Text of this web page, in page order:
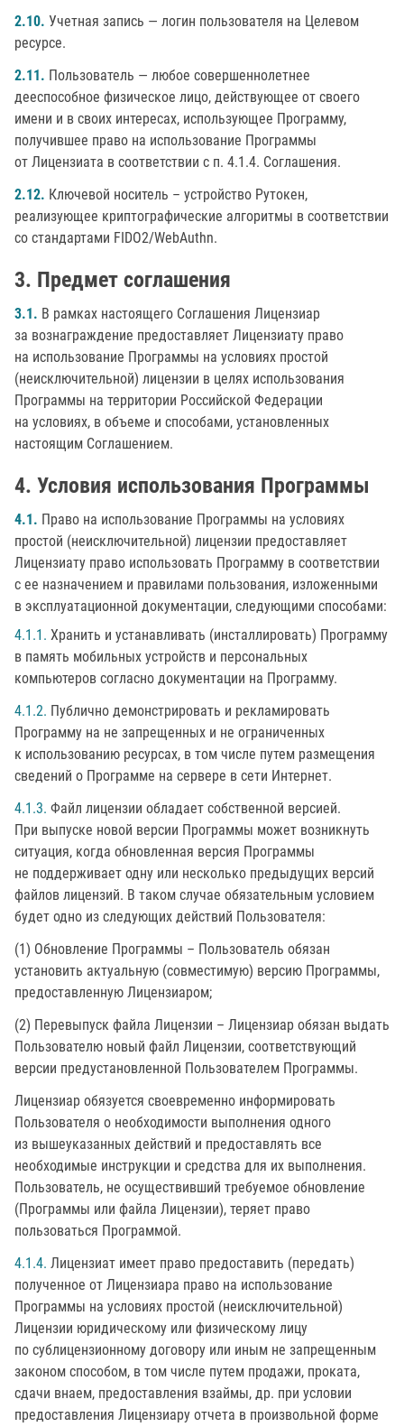
2.10. Учетная запись — логин пользователя на Целевом
ресурсе.
2.11. Пользователь — любое совершеннолетнее
дееспособное физическое лицо, действующее от своего
имени и в своих интересах, использующее Программу,
получившее право на использование Программы
от Лицензиата в соответствии с п. 4.1.4. Соглашения.
2.12. Ключевой носитель – устройство Рутокен,
реализующее криптографические алгоритмы в соответствии
со стандартами FIDO2/WebAuthn.
Предмет соглашения
3.1. В рамках настоящего Соглашения Лицензиар
за вознаграждение предоставляет Лицензиату право
на использование Программы на условиях простой
(неисключительной) лицензии в целях использования
Программы на территории Российской Федерации
на условиях, в объеме и способами, установленных
настоящим Соглашением.
Условия использования Программы
4.1. Право на использование Программы на условиях
простой (неисключительной) лицензии предоставляет
Лицензиату право использовать Программу в соответствии
с ее назначением и правилами пользования, изложенными
в эксплуатационной документации, следующими способами:
4.1.1. Хранить и устанавливать (инсталлировать) Программу
в память мобильных устройств и персональных
компьютеров согласно документации на Программу.
4.1.2. Публично демонстрировать и рекламировать
Программу на не запрещенных и не ограниченных
к использованию ресурсах, в том числе путем размещения
сведений о Программе на сервере в сети Интернет.
4.1.3. Файл лицензии обладает собственной версией.
При выпуске новой версии Программы может возникнуть
ситуация, когда обновленная версия Программы
не поддерживает одну или несколько предыдущих версий
файлов лицензий. В таком случае обязательным условием
будет одно из следующих действий Пользователя:
(1) Обновление Программы – Пользователь обязан
установить актуальную (совместимую) версию Программы,
предоставленную Лицензиаром;
(2) Перевыпуск файла Лицензии – Лицензиар обязан выдать
Пользователю новый файл Лицензии, соответствующий
версии предустановленной Пользователем Программы.
Лицензиар обязуется своевременно информировать
Пользователя о необходимости выполнения одного
из вышеуказанных действий и предоставлять все
необходимые инструкции и средства для их выполнения.
Пользователь, не осуществивший требуемое обновление
(Программы или файла Лицензии), теряет право
пользоваться Программой.
4.1.4. Лицензиат имеет право предоставить (передать)
полученное от Лицензиара право на использование
Программы на условиях простой (неисключительной)
Лицензии юридическому или физическому лицу
по сублицензионному договору или иным не запрещенным
законом способом, в том числе путем продажи, проката,
сдачи внаем, предоставления взаймы, др. при условии
предоставления Лицензиару отчета в произвольной форме